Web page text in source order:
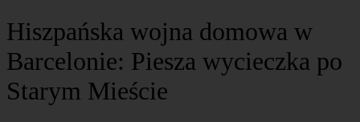
Hiszpańska wojna domowa w
Barcelonie: Piesza wycieczka po
Starym Mieście